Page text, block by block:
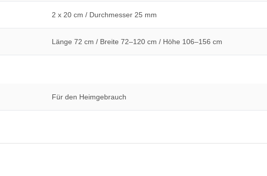
2 x 20 cm / Durchmesser 25 mm
Länge 72 cm / Breite 72–120 cm / Höhe 106–156 cm
Für den Heimgebrauch